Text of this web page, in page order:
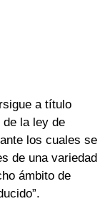
a título
la ley de
los cuales se
de una variedad
ámbito de